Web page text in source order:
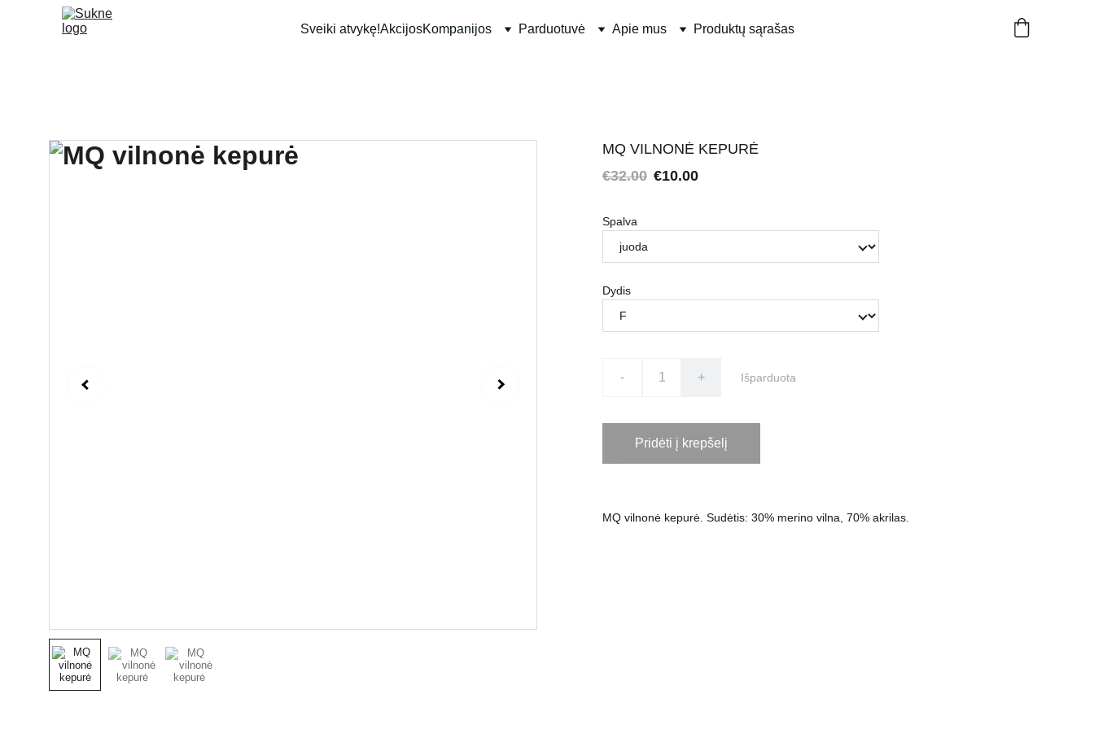
Sveiki atvykę!AkcijosKompanijos Parduotuvė Apie mus Produktų sąrašas
MQ VILNONĖ KEPURĖ
€32.00 €10.00
Spalva
Dydis
- + Išparduota
Pridėti į krepšelį
MQ vilnonė kepurė. Sudėtis: 30% merino vilna, 70% akrilas.